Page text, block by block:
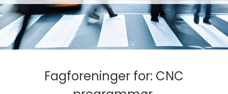
Fagforeninger for: CNC